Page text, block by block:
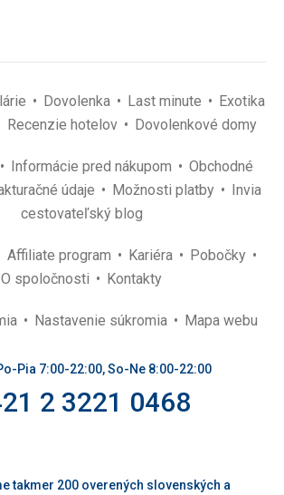
Dovolenka Last minute
Exotika
Recenzie hotelov Dovolenkové domy
Informácie pred nákupom
Obchodné
údaje Možnosti platby
Invia
cestovateľský blog
Affiliate program Kariéra
Pobočky
O spoločnosti
Kontakty
Nastavenie súkromia Mapa webu
Pia 7:00-22:00, So-Ne 8:00-22:00
2 3221 0468
takmer 200 overených slovenských a